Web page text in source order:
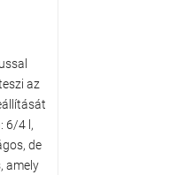
az
6/4 l,
de
amely